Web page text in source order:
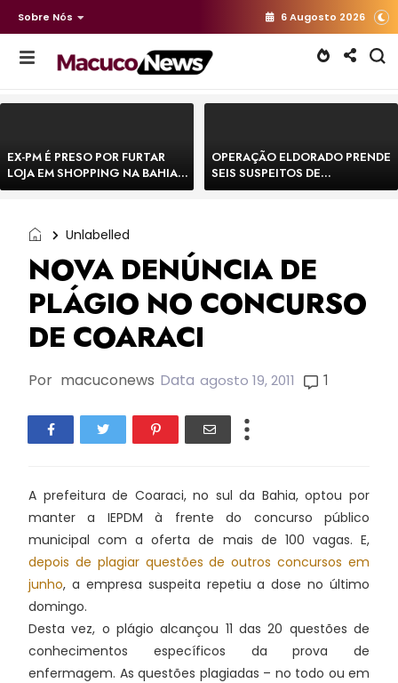
Sobre Nós 6 Augosto 2026
EX-PM É PRESO POR FURTAR
LOJA EM SHOPPING NA BAHIA E
ESCAPA CORRENDO DE
OPERAÇÃO ELDORADO PRENDE
SEIS SUSPEITOS DE
MOVIMENTAR R$ 25 MILHÕES
Unlabelled
NOVA DENÚNCIA DE
PLÁGIO NO CONCURSO
DE COARACI
Por macuconews Data agosto 19, 2011 1
A prefeitura de Coaraci, no sul da Bahia, optou por
manter a IEPDM à frente do concurso público
municipal com a oferta de mais de 100 vagas. E,
depois de plagiar questões de outros concursos em
junho, a empresa suspeita repetiu a dose no último
domingo.
Desta vez, o plágio alcançou 11 das 20 questões de
conhecimentos específicos da prova de
enfermagem. As questões plagiadas – no todo ou em